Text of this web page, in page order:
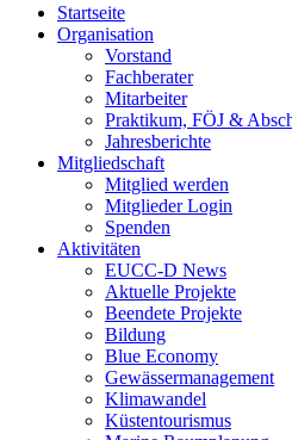
Startseite
Organisation
Vorstand
Fachberater
Mitarbeiter
Praktikum, FÖJ &
Jahresberichte
Mitgliedschaft
Mitglied werden
Mitglieder Login
Spenden
Aktivitäten
EUCC-D News
Aktuelle Projekte
Beendete Projekte
Bildung
Blue Economy
Gewässermanagement
Klimawandel
Küstentourismus